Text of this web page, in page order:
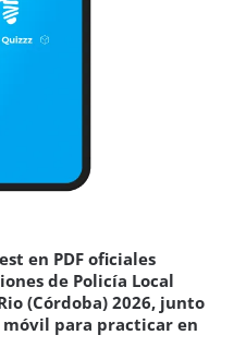
en PDF oficiales
de Policía Local
(Córdoba) 2026, junto
para practicar en